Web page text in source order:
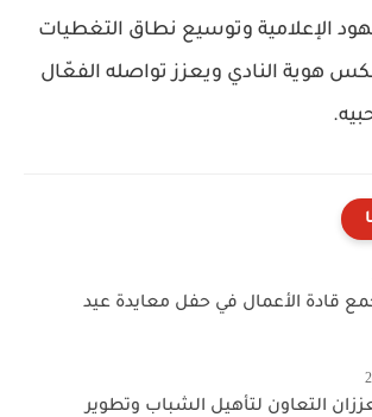
الإعلامية وتوسيع نطاق التغطيات
هوية النادي ويعزز تواصله الفعّال
قادة الأعمال في حفل معايدة عيد
التعاون لتأهيل الشباب وتطوير